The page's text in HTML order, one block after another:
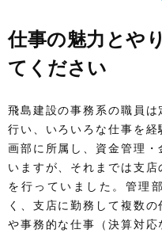
仕事の魅力とや
てください
飛島建設の事務系の職員
行い、いろいろな仕事を
画部に所属し、資金管理
いますが、それまでは支
を行っていました。管理
く、支店に勤務して複数
や事務的な仕事（決算対